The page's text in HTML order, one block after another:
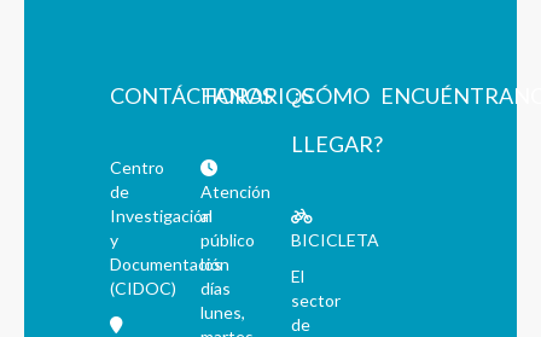
CONTÁCTANOS
Centro
de
Investigación
y
Documentación
(CIDOC)
HORARIOS
Atención
al
público
los
días
lunes,
¿CÓMO
LLEGAR?
BICICLETA
El
sector
de